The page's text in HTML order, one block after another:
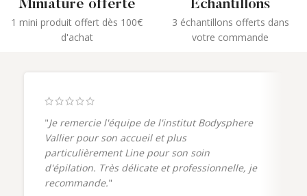
Miniature offerte
1 mini produit offert dès 100€
d'achat
Échantillons
3 échantillons offerts dans
votre commande
"Je remercie l'équipe de l'institut Bodysphere
Vallier pour son accueil et plus
particulièrement Line pour son soin
d'épilation. Très délicate et professionnelle, je
recommande."